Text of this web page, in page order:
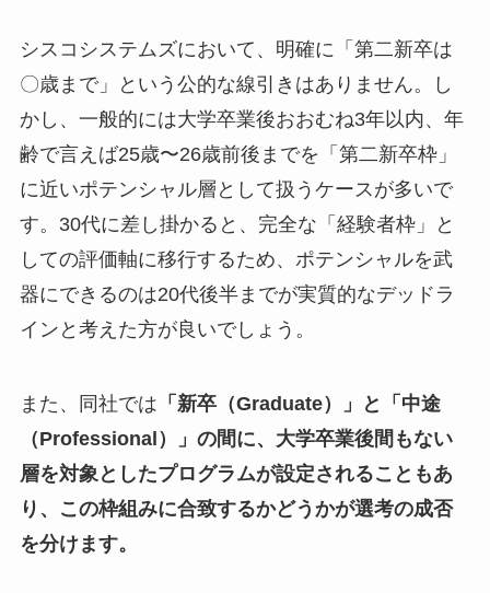
シスコシステムズにおいて、明確に「第二新卒は
〇歳まで」という公的な線引きはありません。し
かし、一般的には大学卒業後おおむね3年以内、年
齢で言えば25歳〜26歳前後までを「第二新卒枠」
に近いポテンシャル層として扱うケースが多いで
す。30代に差し掛かると、完全な「経験者枠」と
しての評価軸に移行するため、ポテンシャルを武
器にできるのは20代後半までが実質的なデッドラ
インと考えた方が良いでしょう。
また、同社では 「新卒（Graduate）」と「中途
（Professional）」の間に、大学卒業後間もない
層を対象としたプログラムが設定されることもあ
り、この枠組みに合致するかどうかが選考の成否
を分けます。